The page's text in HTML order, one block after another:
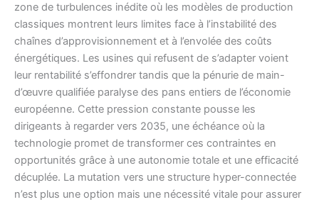
zone de turbulences inédite où les modèles de production
classiques montrent leurs limites face à l’instabilité des
chaînes d’approvisionnement et à l’envolée des coûts
énergétiques. Les usines qui refusent de s’adapter voient
leur rentabilité s’effondrer tandis que la pénurie de main-
d’œuvre qualifiée paralyse des pans entiers de l’économie
européenne. Cette pression constante pousse les
dirigeants à regarder vers 2035, une échéance où la
technologie promet de transformer ces contraintes en
opportunités grâce à une autonomie totale et une efficacité
décuplée. La mutation vers une structure hyper-connectée
n’est plus une option mais une nécessité vitale pour assurer